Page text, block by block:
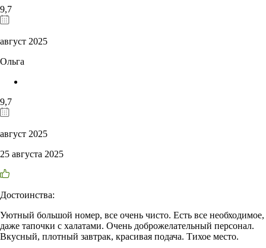
9,7
август 2025
Ольга
9,7
август 2025
25 августа 2025
Достоинства:
Уютный большой номер, все очень чисто. Есть все необходимое,
даже тапочки с халатами. Очень доброжелательный персонал.
Вкусный, плотный завтрак, красивая подача. Тихое место.